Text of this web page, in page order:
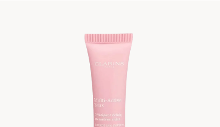
poručite svoj omiljeni parfem danas ali i za